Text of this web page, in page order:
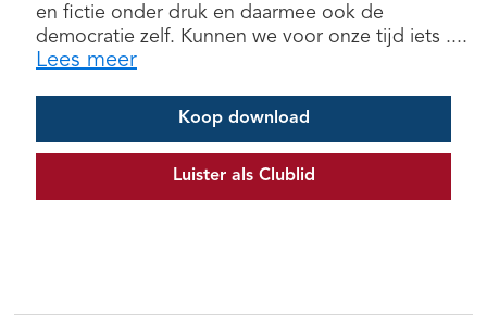
en fictie onder druk en daarmee ook de
democratie zelf. Kunnen we voor onze tijd iets ....
Lees meer
Koop download
Luister als Clublid